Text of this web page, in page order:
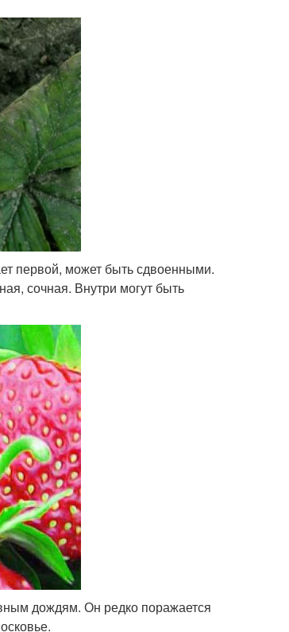
первой, может быть сдвоенными.
сочная. Внутри могут быть
дождям. Он редко поражается